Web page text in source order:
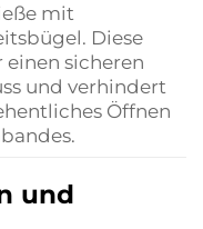
mit
Diese
einen sicheren
und verhindert
Öffnen
und